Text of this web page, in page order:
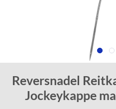
Reversnadel
Jockeykappe